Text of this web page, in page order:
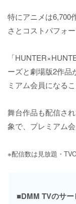
特にアニメは6,700
さとコストパフォ
「
ーズと劇場版2作品
ミアム会員になる
舞台作品も配信さ
象で、プレミアム
※配信数は見放題・
■DMM TVのサ